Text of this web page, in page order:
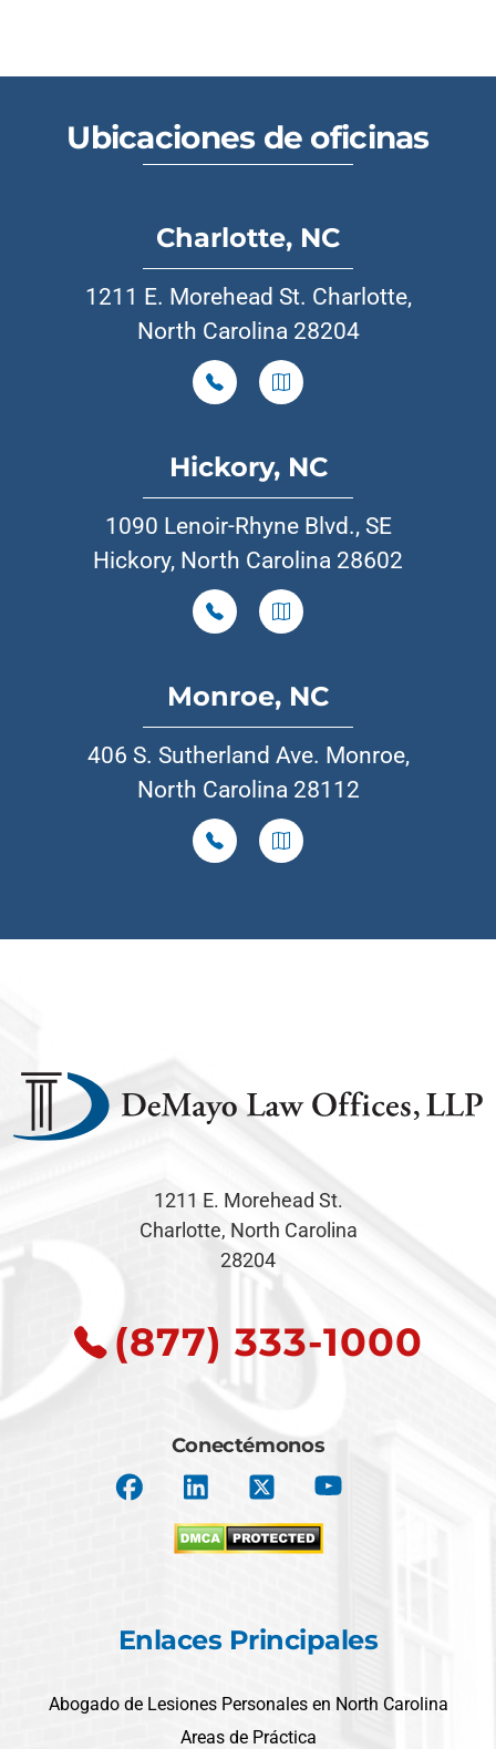
Ubicaciones de oficinas
Charlotte, NC
1211 E. Morehead St. Charlotte,
North Carolina 28204
Hickory, NC
1090 Lenoir-Rhyne Blvd., SE
Hickory, North Carolina 28602
Monroe, NC
406 S. Sutherland Ave. Monroe,
North Carolina 28112
1211 E. Morehead St.
Charlotte, North Carolina
28204
(877) 333-1000
Conectémonos
Enlaces Principales
Abogado de Lesiones Personales en North Carolina
Areas de Práctica